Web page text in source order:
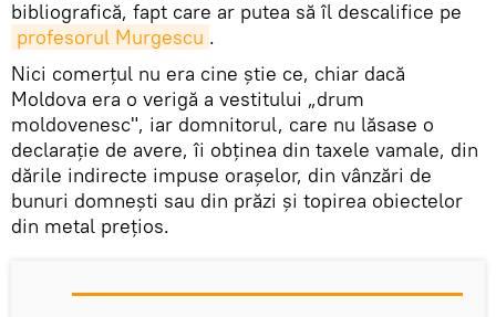
bibliografică, fapt care ar putea să îl descalifice pe
profesorul Murgescu .
Nici comerţul nu era cine ştie ce, chiar dacă
Moldova era o verigă a vestitului „drum
moldovenesc", iar domnitorul, care nu lăsase o
declaraţie de avere, îi obţinea din taxele vamale, din
dările indirecte impuse oraşelor, din vânzări de
bunuri domneşti sau din prăzi şi topirea obiectelor
din metal preţios.